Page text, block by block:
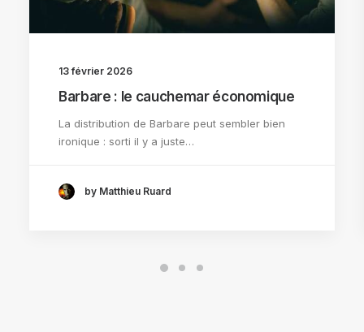
13 février 2026
Barbare : le cauchemar économique
La distribution de Barbare peut sembler bien
ironique : sorti il y a juste…
by Matthieu Ruard